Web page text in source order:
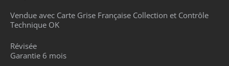
Vendue avec Carte Grise Française Collection et Contrôle
Technique OK
Révisée
Garantie 6 mois